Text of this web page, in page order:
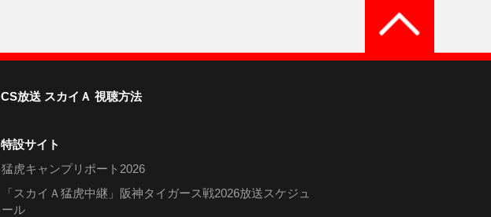
CS放送 スカイＡ 視聴方法
特設サイト
猛虎キャンプリポート2026
「スカイＡ猛虎中継」阪神タイガース戦2026放送スケジュ
ール